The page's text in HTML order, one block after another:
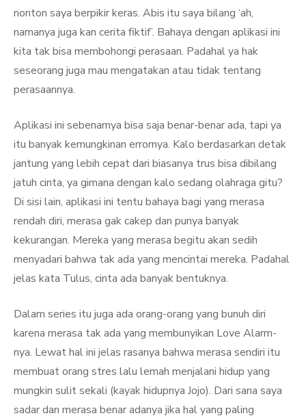
nonton saya berpikir keras. Abis itu saya bilang ‘ah,
namanya juga kan cerita fiktif’. Bahaya dengan aplikasi ini
kita tak bisa membohongi perasaan. Padahal ya hak
seseorang juga mau mengatakan atau tidak tentang
perasaannya.
Aplikasi ini sebenarnya bisa saja benar-benar ada, tapi ya
itu banyak kemungkinan errornya. Kalo berdasarkan detak
jantung yang lebih cepat dari biasanya trus bisa dibilang
jatuh cinta, ya gimana dengan kalo sedang olahraga gitu?
Di sisi lain, aplikasi ini tentu bahaya bagi yang merasa
rendah diri, merasa gak cakep dan punya banyak
kekurangan. Mereka yang merasa begitu akan sedih
menyadari bahwa tak ada yang mencintai mereka. Padahal
jelas kata Tulus, cinta ada banyak bentuknya.
Dalam series itu juga ada orang-orang yang bunuh diri
karena merasa tak ada yang membunyikan Love Alarm-
nya. Lewat hal ini jelas rasanya bahwa merasa sendiri itu
membuat orang stres lalu lemah menjalani hidup yang
mungkin sulit sekali (kayak hidupnya Jojo). Dari sana saya
sadar dan merasa benar adanya jika hal yang paling